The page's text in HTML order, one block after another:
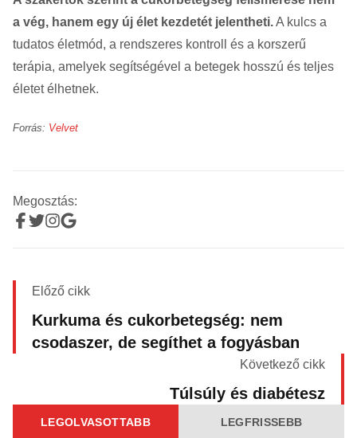
a vég, hanem egy új élet kezdetét jelentheti.A kulcs a
tudatos életmód, a rendszeres kontroll és a korszerű
terápia, amelyek segítségével a betegek hosszú és teljes
életet élhetnek.
Forrás: Velvet
Megosztás:
Előző cikk
Kurkuma és cukorbetegség: nem
csodaszer, de segíthet a fogyásban
Következő cikk
Túlsúly és diabétesz
LEGOLVASOTTABB LEGFRISSEBB